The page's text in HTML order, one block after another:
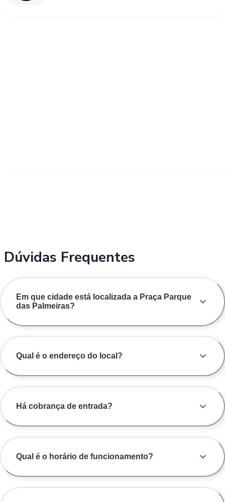
Dúvidas Frequentes
Em que cidade está localizada a Praça Parque
das Palmeiras?
Qual é o endereço do local?
Há cobrança de entrada?
Qual é o horário de funcionamento?